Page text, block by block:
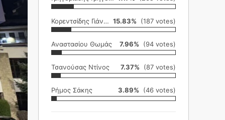
Κορεντσίδης Γιάννης 15.83% (187 votes)
Αναστασίου Θωμάς 7.96% (94 votes)
Τσανούσας Ντίνος 7.37% (87 votes)
Ρήμος Σάκης 3.89% (46 votes)